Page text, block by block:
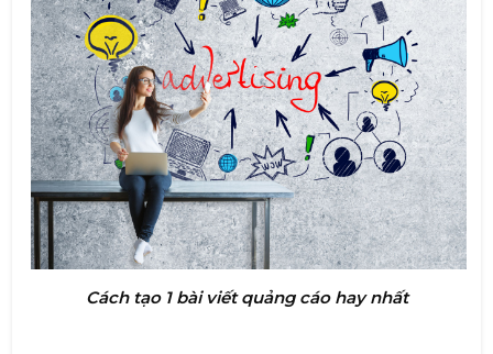
Cách tạo 1 bài viết quảng cáo hay nhất